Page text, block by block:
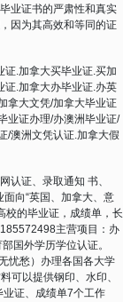
业证书的严肃性和真实
因为其高效和等同的证
证.加拿大买毕业证.买加
证.加拿大办毕业证.办英
拿大文凭/加拿大毕业证
业证办理/办澳洲毕业证/
/澳洲文凭认证.加拿大假
认证、录取通知 书、
向“英国、加拿大、意
校的毕业证，成绩单，长
主营项目：办
国外学历学位认证。
忧愁）办理各国各大学
可以提供钢印、水印、
证、成绩单7个工作